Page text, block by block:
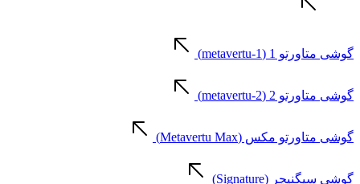
گوشی متاورتو 1 (metavertu-1)
گوشی متاورتو 2 (metavertu-2)
گوشی متاورتو مکس (Metavertu Max)
گوشی سیگنیچر (Signature)